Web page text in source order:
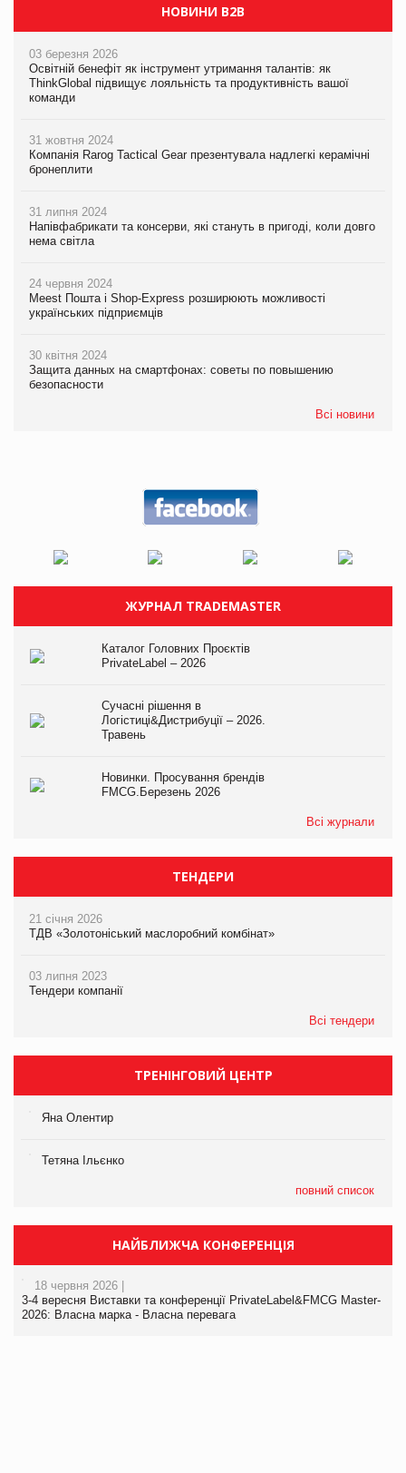
НОВИНИ B2B
03 березня 2026
Освітній бенефіт як інструмент утримання талантів: як
ThinkGlobal підвищує лояльність та продуктивність вашої
команди
31 жовтня 2024
Компанія Rarog Tactical Gear презентувала надлегкі керамічні
бронеплити
31 липня 2024
Напівфабрикати та консерви, які стануть в пригоді, коли довго
нема світла
24 червня 2024
Meest Пошта і Shop-Express розширюють можливості
українських підприємців
30 квітня 2024
Защита данных на смартфонах: советы по повышению
безопасности
Всі новини
ЖУРНАЛ TRADEMASTER
Каталог Головних Проєктів
PrivateLabel – 2026
Сучасні рішення в
Логістиці&Дистрибуції – 2026.
Травень
Новинки. Просування брендів
FMCG.Березень 2026
Всі журнали
ТЕНДЕРИ
21 січня 2026
ТДВ «Золотоніський маслоробний комбінат»
03 липня 2023
Тендери компанії
Всі тендери
ТРЕНІНГОВИЙ ЦЕНТР
Яна Олентир
Тетяна Ільєнко
повний список
НАЙБЛИЖЧА КОНФЕРЕНЦІЯ
18 червня 2026 |
3-4 вересня Виставки та конференції PrivateLabel&FMCG Master-
2026: Власна марка - Власна перевага